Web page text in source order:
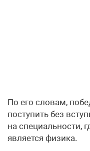
По его словам,
поступить без
на специальности,
является физика.